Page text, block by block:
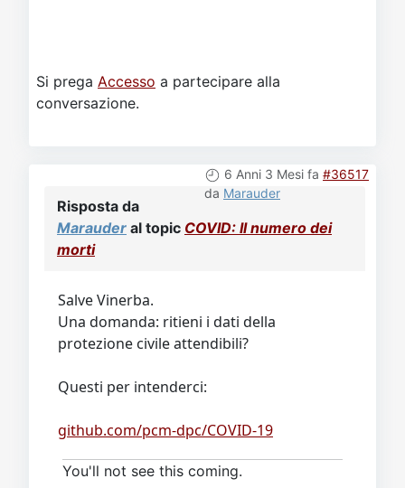
Si prega Accesso a partecipare alla
conversazione.
6 Anni 3 Mesi fa #36517
da Marauder
Risposta da
Marauder al topic COVID: Il numero dei
morti
Salve Vinerba.
Una domanda: ritieni i dati della
protezione civile attendibili?
Questi per intenderci:
github.com/pcm-dpc/COVID-19
You'll not see this coming.